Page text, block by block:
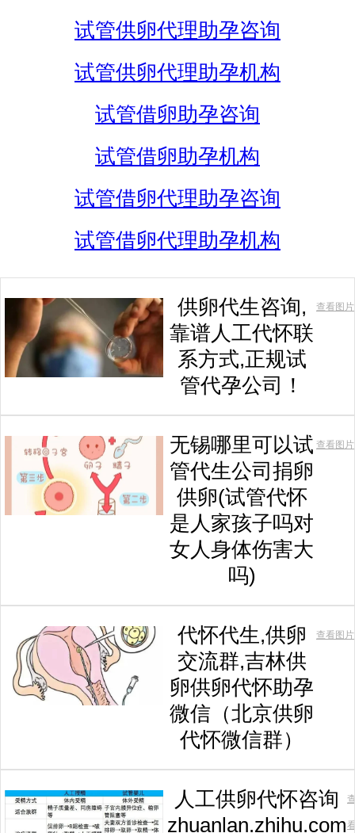
试管供卵代理助孕咨询
试管供卵代理助孕机构
试管借卵助孕咨询
试管借卵助孕机构
试管借卵代理助孕咨询
试管借卵代理助孕机构
供卵代生咨询,
靠谱人工代怀联
系方式,正规试
管代孕公司！
查看图片
无锡哪里可以试
管代生公司捐卵
供卵(试管代怀
是人家孩子吗对
女人身体伤害大
吗)
查看图片
代怀代生,供卵
交流群,吉林供
卵供卵代怀助孕
微信（北京供卵
代怀微信群）
查看图片
人工供卵代怀咨询
zhuanlan.zhihu.com